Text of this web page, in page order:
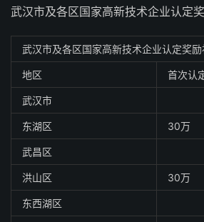
武汉市及各区国家高新技术企业认定
武汉市及各区国家高新技术企业认定奖
地区 首次认
武汉市
东湖区 30万
武昌区
洪山区 30万
东西湖区